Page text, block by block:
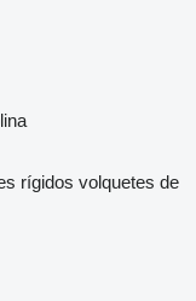
rígidos volquetes de